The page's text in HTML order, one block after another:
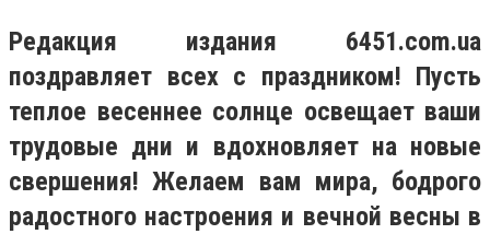
Редакция издания 6451.com.ua
поздравляет всех с праздником! Пусть
теплое весеннее солнце освещает ваши
трудовые дни и вдохновляет на новые
свершения! Желаем вам мира, бодрого
радостного настроения и вечной весны в